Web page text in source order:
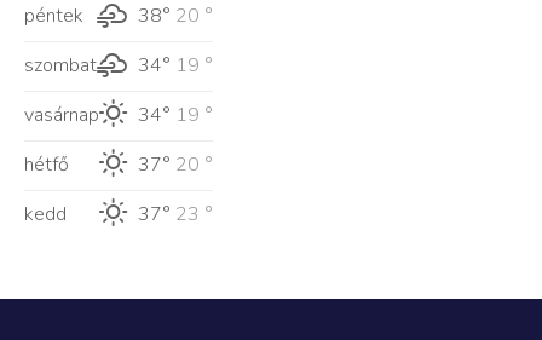
péntek 38° 20 °
szombat
34° 19 °
vasárnap
34° 19 °
hétfő
37° 20 °
kedd
37° 23 °